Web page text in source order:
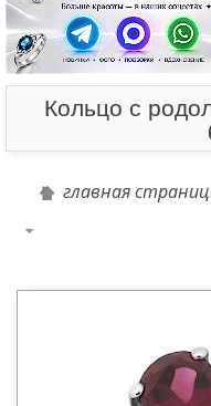
Кольцо с
главная